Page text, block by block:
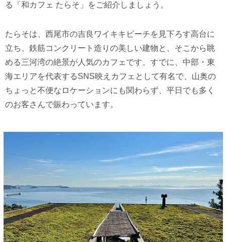
る「和カフェ たらそ」をご紹介しましょう。
たらそは、西尾市の吉良ワイキキビーチを見下ろす高台に
立ち、鉄筋コンクリート造りの美しい建物と、そこから眺
める三河湾の絶景が人気のカフェです。すでに、中部・東
海エリアを代表するSNS映えカフェとして有名で、山奥の
ちょっと不便なロケーションにも関わらず、平日でも多く
のお客さんで賑わっています。